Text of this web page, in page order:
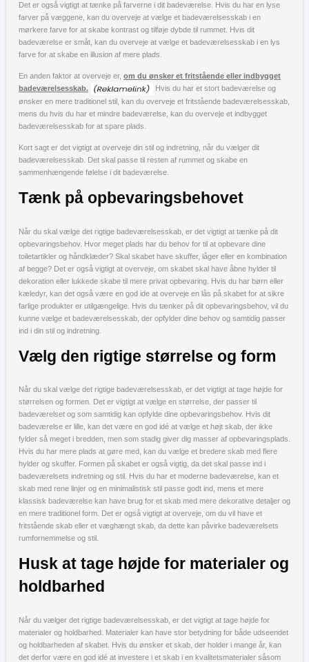
Det er også vigtigt at tænke på farverne i dit badeværelse. Hvis du har en lyse
farver på væggene, kan du overveje at vælge et badeværelsesskab i en
mørkere farve for at skabe kontrast og tilføje dybde til rummet. Hvis dit
badeværelse er småt, kan du overveje at vælge et badeværelsesskab i en lys
farve for at skabe en illusion af mere plads.
En anden faktor at overveje er, om du ønsker et fritstående eller indbygget
badeværelsesskab.
Hvis du har et stort badeværelse og
ønsker en mere traditionel stil, kan du overveje et fritstående badeværelsesskab,
mens du hvis du har et mindre badeværelse, kan du overveje et indbygget
badeværelsesskab for at spare plads.
Kort sagt er det vigtigt at overveje din stil og indretning, når du vælger dit
badeværelsesskab. Det skal passe til resten af rummet og skabe en
sammenhængende følelse i dit badeværelse.
Tænk på opbevaringsbehovet
Når du skal vælge det rigtige badeværelsesskab, er det vigtigt at tænke på dit
opbevaringsbehov. Hvor meget plads har du behov for til at opbevare dine
toiletartikler og håndklæder? Skal skabet have skuffer, låger eller en kombination
af begge? Det er også vigtigt at overveje, om skabet skal have åbne hylder til
dekoration eller lukkede skabe til mere privat opbevaring. Hvis du har børn eller
kæledyr, kan det også være en god ide at overveje en lås på skabet for at sikre
farlige produkter er utilgængelige. Hvis du tænker på dit opbevaringsbehov, vil du
kunne vælge et badeværelsesskab, der opfylder dine behov og samtidig passer
ind i din stil og indretning.
Vælg den rigtige størrelse og form
Når du skal vælge det rigtige badeværelsesskab, er det vigtigt at tage højde for
størrelsen og formen. Det er vigtigt at vælge en størrelse, der passer til
badeværelset og som samtidig kan opfylde dine opbevaringsbehov. Hvis dit
badeværelse er lille, kan det være en god idé at vælge et højt skab, der ikke
fylder så meget i bredden, men som stadig giver dig masser af opbevaringsplads.
Hvis du har mere plads at gøre med, kan du vælge et bredere skab med flere
hylder og skuffer. Formen på skabet er også vigtig, da det skal passe ind i
badeværelsets indretning og stil. Hvis du har et moderne badeværelse, kan et
skab med rene linjer og en minimalistisk stil passe godt ind, mens et mere
klassisk badeværelse kan have brug for et skab med mere dekorative detaljer og
en mere traditionel form. Det er også vigtigt at overveje, om du vil have et
fritstående skab eller et væghængt skab, da dette kan påvirke badeværelsets
rumfornemmelse og stil.
Husk at tage højde for materialer og
holdbarhed
Når du vælger det rigtige badeværelsesskab, er det vigtigt at tage højde for
materialer og holdbarhed. Materialer kan have stor betydning for både udseendet
og holdbarheden af skabet. Hvis du ønsker et skab, der holder i mange år, kan
det derfor være en god idé at investere i et skab i en kvalitetsmaterialer såsom